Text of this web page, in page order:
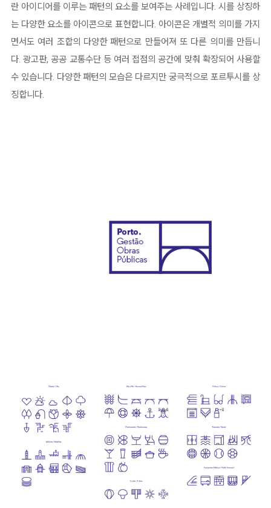
란 아이디어를 이루는 패턴의 요소를 보여주는 사례입니다. 시를 상징하
는 다양한 요소를 아이콘으로 표현합니다. 아이콘은 개별적 의미를 가지
면서도 여러 조합의 다양한 패턴으로 만들어져 또 다른 의미를 만듭니
다. 광고판, 공공 교통수단 등 여러 접점의 공간에 맞춰 확장되어 사용할
수 있습니다. 다양한 패턴의 모습은 다르지만 궁극적으로 포르투시를 상
징합니다.